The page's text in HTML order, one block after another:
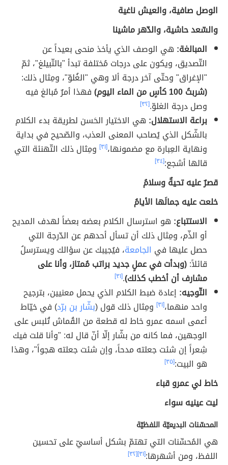
الوصل صافية، والعيش ناغية
والسّعد حاشية، والدّهر ماشينا
المبالغة: هي الوصف الذي يأخذ منحى بعيداً عن
التّصديق، ويكون على درجات مُختلفة تبدأ "بالتّبيلغ"، ثمّ
"الإغراق" وحتّى آخر درجة ألا وهي "الغُلوّ"، ومِثال ذلك:
(شربتُ 100 كأسٍ من الماء اليوم)
فهذا أمرٌ مُبالغ فيه
وصل درجة الغلوّ.[٣٢]
براعة الاستهلال: هي الاختيار الحَسن لطريقة بدء الكلام
بالشّكل الذي يُصاحب المعنى العذب، والصّحيح في بداية
ونهاية العِبارة مع مضمونها،[٣١] ومِثال ذلك التّهنئة التي
قالها أشجع:[٣٤]
قصرٌ عليه تحيةٌ وسلامُ
خلعت عليه جمالَها الأيامُ
الاستتباع: هو استرسال الكلام بعضه بعضاً لهدف المديح
أو الذّم، ومِثال ذلك أن تسأل أحدهم عن الدّرجة التي
حصل عليها في الجامعة، فيُجيبك عن سؤالك ويسترسلُ
قائلاً:(وبدأت في عملٍ جديد براتب مُمتاز، وأنا على
مشارف أن أخطب كذلك).[٣١]
التّوجيه: إعادة ضبط الكلام الذي يحمل معنيين، بترجيح
واحد منهما،[٣١] ومِثال ذلك قول (بشّار بن برّد) في خيّاط
أعمى اسمه عمرو خاط له قطعة من القُماش تُلبس على
الوجهين، فما كانه من بشّار إلّا أنّ قال له: "وأنا قلت فيك
شِعراً إن شئت جعلته مدحاً، وإن شئت جعلته هجواً"، وهذا
هو البيت:[٣٥]
خاط لي عمرو قباء
ليت عينيه سواء
المحسّنات البديعيّة اللفظيّة
هي المُحسِّنات التي تهتمّ بشكل أساسيّ على تحسين
اللفظ، ومن أشهرها:[٣١] [٣٢]